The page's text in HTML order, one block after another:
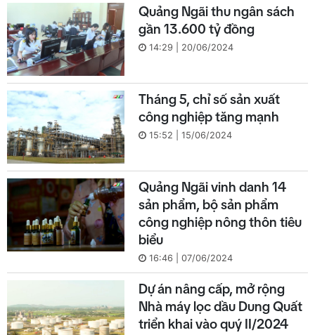
Quảng Ngãi thu ngân sách
gần 13.600 tỷ đồng
14:29 | 20/06/2024
Tháng 5, chỉ số sản xuất
công nghiệp tăng mạnh
15:52 | 15/06/2024
Quảng Ngãi vinh danh 14
sản phẩm, bộ sản phẩm
công nghiệp nông thôn tiêu
biểu
16:46 | 07/06/2024
Dự án nâng cấp, mở rộng
Nhà máy lọc dầu Dung Quất
triển khai vào quý II/2024